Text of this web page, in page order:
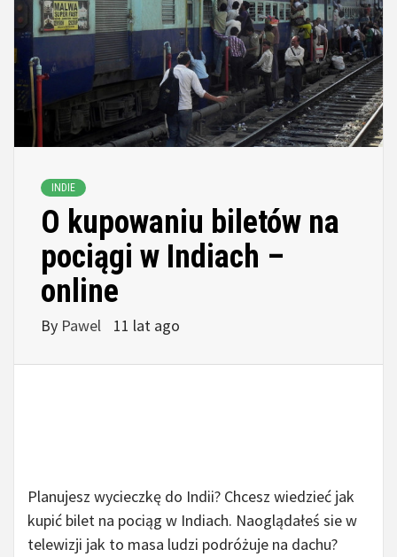
INDIE
O kupowaniu biletów na
pociągi w Indiach –
online
By Pawel 11 lat ago
Planujesz wycieczkę do Indii? Chcesz wiedzieć jak
kupić bilet na pociąg w Indiach. Naoglądałeś sie w
telewizji jak to masa ludzi podróżuje na dachu?